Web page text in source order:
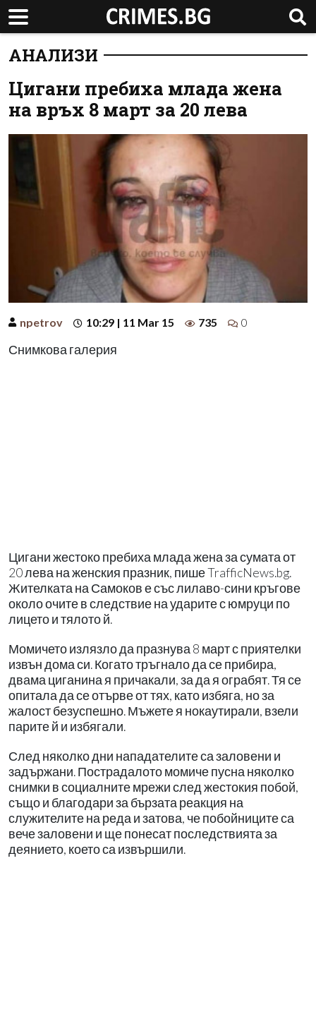
АНАЛИЗИ
Цигани пребиха млада жена
на връх 8 март за 20 лева
npetrov 10:29 | 11 Mar 15 735 0
Снимкова галерия
Цигани жестоко пребиха млада жена за сумата от
20 лева на женския празник, пише TrafficNews.bg.
Жителката на Самоков е със лилаво-сини кръгове
около очите в следствие на ударите с юмруци по
лицето и тялото й.
Момичето излязло да празнува 8 март с приятелки
извън дома си. Когато тръгнало да се прибира,
двама циганина я причакали, за да я ограбят. Тя се
опитала да се отърве от тях, като избяга, но за
жалост безуспешно. Мъжете я нокаутирали, взели
парите й и избягали.
След няколко дни нападателите са заловени и
задържани. Пострадалото момиче пусна няколко
снимки в социалните мрежи след жестокия побой,
също и благодари за бързата реакция на
служителите на реда и затова, че побойниците са
вече заловени и ще понесат последствията за
деянието, което са извършили.